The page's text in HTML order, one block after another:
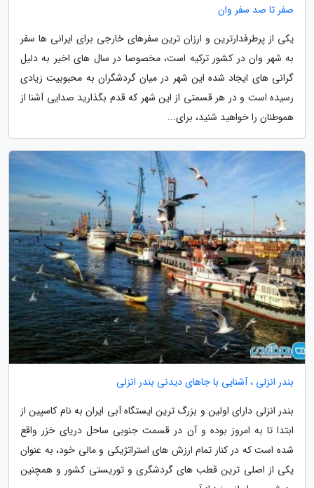
صفر تا صد سفر وان
یکی از پرطرفدارترین و ارزان ترین سفرهای خارجی برای ایرانی ها سفر
به شهر وان در کشور ترکیه است، مخصوصا در سال های اخیر به دلیل
گرانی های ایجاد شده این شهر در میان گردشگران به محبوبیت زیادی
رسیده است و در هر قسمتی از این شهر که قدم بگذارید صدایی آشنا از
هموطنان را خواهید شنید، برای...
بندر انزلی ، آشنایی با جاهای دیدنی بندر انزلی
بندر انزلی دارای اولین و بزرگ ترین ایستگاه آبی ایران به نام کاسپین از
ابتدا تا به امروز بوده و آن در قسمت جنوبی ساحل دریای خزر واقع
شده است که در کنار تمام ارزش های استراتژیکی و مالی خود، به عنوان
یکی از اصلی ترین قطب های گردشگری و توریستی کشور و همچنین